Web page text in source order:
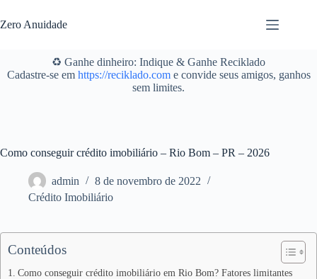
para
o
Zero Anuidade
♻️ Ganhe dinheiro: Indique & Ganhe Reciklado
Cadastre-se em https://reciklado.come convide seus amigos, ganhos
sem limites.
Como conseguir crédito imobiliário – Rio Bom – PR – 2026
admin
8 de novembro de 2022
Crédito Imobiliário
Conteúdos
Como conseguir crédito imobiliário em Rio Bom? Fatores limitantes